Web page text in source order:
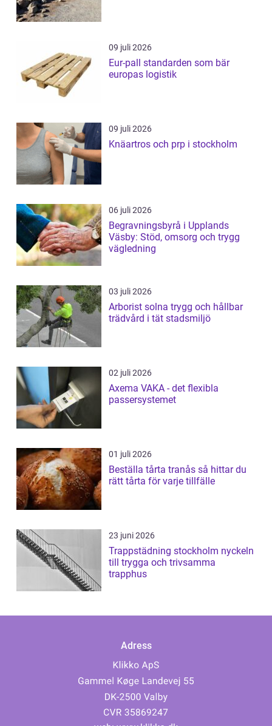
09 juli 2026
Eur-pall standarden som bär
europas logistik
09 juli 2026
Knäartros och prp i stockholm
06 juli 2026
Begravningsbyrå i Upplands
Väsby: Stöd, omsorg och trygg
vägledning
03 juli 2026
Arborist solna trygg och hållbar
trädvård i tät stadsmiljö
02 juli 2026
Axema VAKA - det flexibla
passersystemet
01 juli 2026
Beställa tårta tranås så hittar du
rätt tårta för varje tillfälle
23 juni 2026
Trappstädning stockholm nyckeln
till trygga och trivsamma
trapphus
Adress